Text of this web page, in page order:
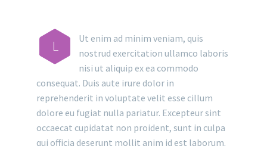
L
Ut enim ad minim veniam, quis
nostrud exercitation ullamco laboris
nisi ut aliquip ex ea commodo
consequat. Duis aute irure dolor in
reprehenderit in voluptate velit esse cillum
dolore eu fugiat nulla pariatur. Excepteur sint
occaecat cupidatat non proident, sunt in culpa
qui officia deserunt mollit anim id est laborum.